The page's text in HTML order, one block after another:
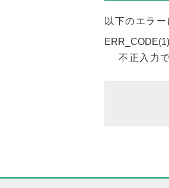
以下のエラ
ERR_CODE(1)
不正入力